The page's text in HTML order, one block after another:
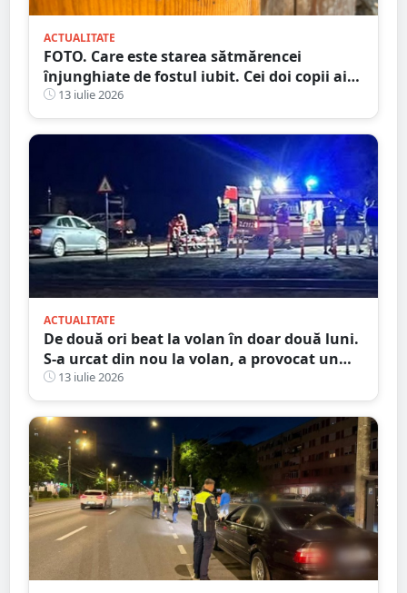
ACTUALITATE
FOTO. Care este starea sătmărencei
înjunghiate de fostul iubit. Cei doi copii ai
femeii, luați în plasament
13 iulie 2026
ACTUALITATE
De două ori beat la volan în doar două luni.
S-a urcat din nou la volan, a provocat un
accident și ajunge la închisoare
13 iulie 2026